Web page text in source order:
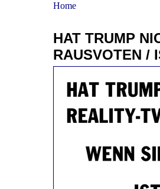
Home
HAT TRUMP
RAUSVOTEN /